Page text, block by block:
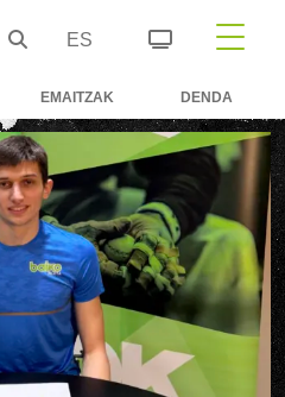
ES
EMAITZAK DENDA